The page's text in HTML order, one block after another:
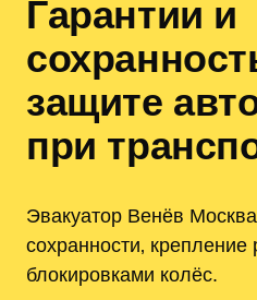
Гарантии и
защите
при
Эвакуатор Венёв
сохранности‚
блокировками колёс.